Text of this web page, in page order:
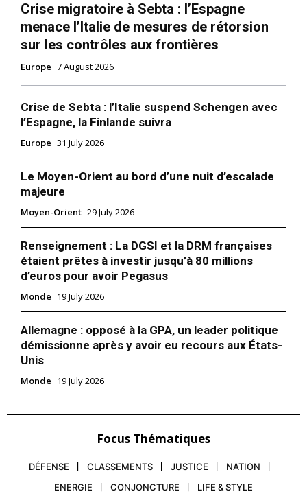
Crise migratoire à Sebta : l’Espagne
menace l’Italie de mesures de rétorsion
sur les contrôles aux frontières
Europe 7 August 2026
Crise de Sebta : l’Italie suspend Schengen avec
l’Espagne, la Finlande suivra
Europe 31 July 2026
Le Moyen-Orient au bord d’une nuit d’escalade
majeure
Moyen-Orient 29 July 2026
Renseignement : La DGSI et la DRM françaises
étaient prêtes à investir jusqu’à 80 millions
d’euros pour avoir Pegasus
Monde 19 July 2026
Allemagne : opposé à la GPA, un leader politique
démissionne après y avoir eu recours aux États-
Unis
Monde 19 July 2026
Focus Thématiques
DÉFENSE CLASSEMENTS JUSTICE
NATION
ENERGIE
CONJONCTURE LIFE & STYLE